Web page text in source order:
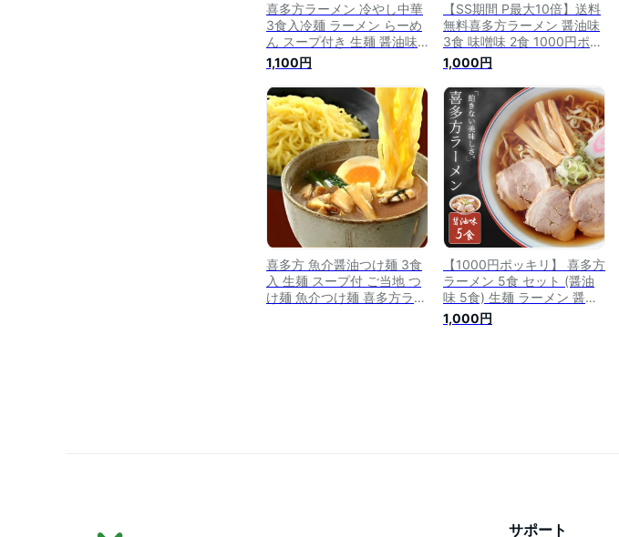
喜多方ラーメン 冷やし中華
3食入冷麺 ラーメン らーめ
ん スープ付き 生麺 醤油味
しょうゆ味 お試し お取り寄
せ グルメ お取り寄せグルメ
喜多方麺茶家 郡山銘販 まざ
っせこらっせ おためし
1,100円
【SS期間 P最大10倍】送料
無料喜多方ラーメン 醤油味
3食 味噌味 2食 1000円ポッ
キリ 生麺喜多方らーめん 日
本三大ラーメン ラーメン ら
ーめん スープ付き 喜多方
生めん しょうゆ味 みそ味
喜多方麺茶家 お取り寄せ グ
ルメ ご当地 訳あり お試し
会津 郡山銘販
1,000円
喜多方 魚介醤油つけ麺 3食
入 生麺 スープ付 ご当地 つ
け麺 魚介つけ麺 喜多方ラー
【1000円ポッキリ】 喜多方
ラーメン 5食 セット (醤油
味 5食) 生麺 ラーメン 醤油
ラーメン 本場 お取り寄せ
ご当地グルメ ポイント消化
1,000円
サポート